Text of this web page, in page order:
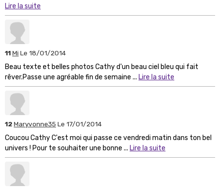
Lire la suite
11Mi Le 18/01/2014
Beau texte et belles photos Cathy d'un beau ciel bleu qui fait
rêver.Passe une agréable fin de semaine ... Lire la suite
12Maryvonne35 Le 17/01/2014
Coucou Cathy C'est moi qui passe ce vendredi matin dans ton bel
univers ! Pour te souhaiter une bonne ... Lire la suite